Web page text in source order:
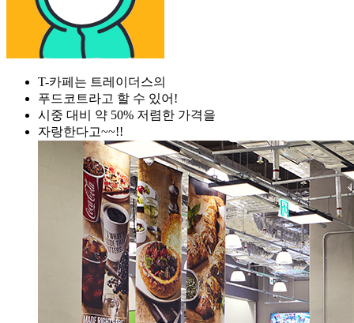
T-카페는 트레이더스의
푸드코트라고 할 수 있어!
시중 대비 약 50% 저렴한 가격을
자랑한다고~~!!